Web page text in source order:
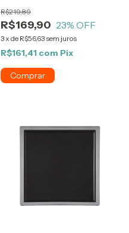
R$169,90
R$219,89
23% OFF
3 x de R$56,63 sem juros
R$161,41 com Pix